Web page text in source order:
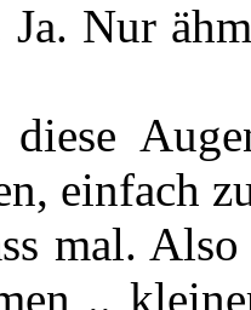
Ja. Nur
diese
einfach
mal.
..